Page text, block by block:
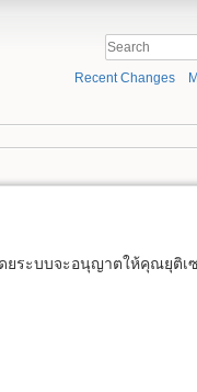
Recent Changes
ยระบบจะอนุญาตให้คุณยุติเ